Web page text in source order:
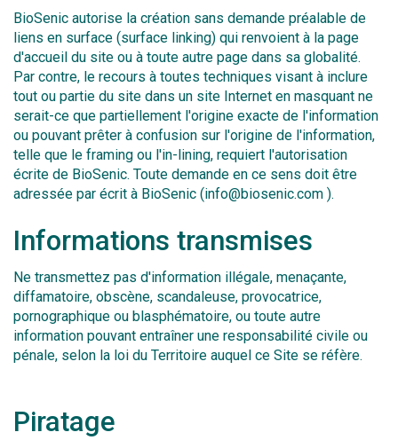
BioSenic autorise la création sans demande préalable de
liens en surface (surface linking) qui renvoient à la page
d'accueil du site ou à toute autre page dans sa globalité.
Par contre, le recours à toutes techniques visant à inclure
tout ou partie du site dans un site Internet en masquant ne
serait-ce que partiellement l'origine exacte de l'information
ou pouvant prêter à confusion sur l'origine de l'information,
telle que le framing ou l'in-lining, requiert l'autorisation
écrite de BioSenic. Toute demande en ce sens doit être
adressée par écrit à BioSenic (info@biosenic.com ).
Informations transmises
Ne transmettez pas d'information illégale, menaçante,
diffamatoire, obscène, scandaleuse, provocatrice,
pornographique ou blasphématoire, ou toute autre
information pouvant entraîner une responsabilité civile ou
pénale, selon la loi du Territoire auquel ce Site se réfère.
Piratage